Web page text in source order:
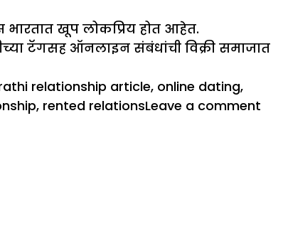
खूप लोकप्रिय होत आहेत.
टॅगसह ऑनलाइन संबंधांची विक्री समाजात
relationship article, online dating,
, rented relationsLeave a comment